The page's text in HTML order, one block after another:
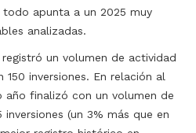
apunta a un 2025 muy
analizadas.
un volumen de actividad
150 inversiones. En relación al
año finalizó con un volumen de
(un 3% más que en